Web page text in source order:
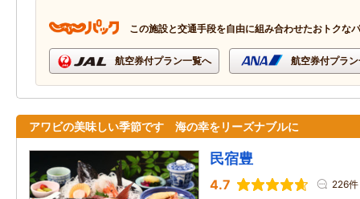
この施設と交通手段を自由に組み合わせたおトクな
航空券付プラン一覧へ 航空券付プラ
アワビの美味しい季節です 海の幸をリーズナブルに
民宿豊
4.7 226件